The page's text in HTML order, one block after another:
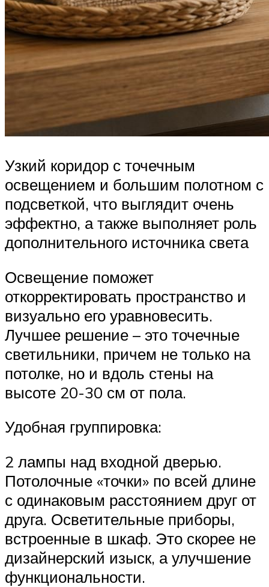
Узкий коридор с точечным
освещением и большим полотном с
подсветкой, что выглядит очень
эффектно, а также выполняет роль
дополнительного источника света
Освещение поможет
откорректировать пространство и
визуально его уравновесить.
Лучшее решение – это точечные
светильники, причем не только на
потолке, но и вдоль стены на
высоте 20-30 см от пола.
Удобная группировка:
2 лампы над входной дверью.
Потолочные «точки» по всей длине
с одинаковым расстоянием друг от
друга. Осветительные приборы,
встроенные в шкаф. Это скорее не
дизайнерский изыск, а улучшение
функциональности.